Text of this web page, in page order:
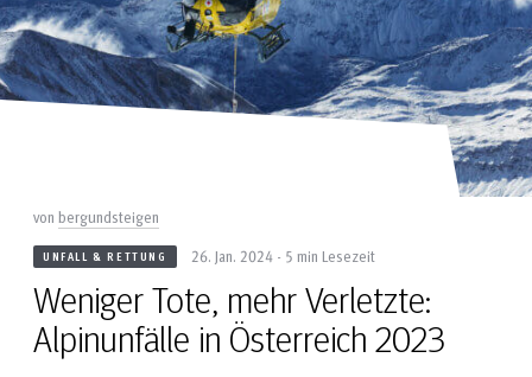
vonbergundsteigen
UNFALL & RETTUNG 26. Jan. 2024 - 5 min Lesezeit
Weniger Tote, mehr Verletzte:
Alpinunfälle in Österreich 2023